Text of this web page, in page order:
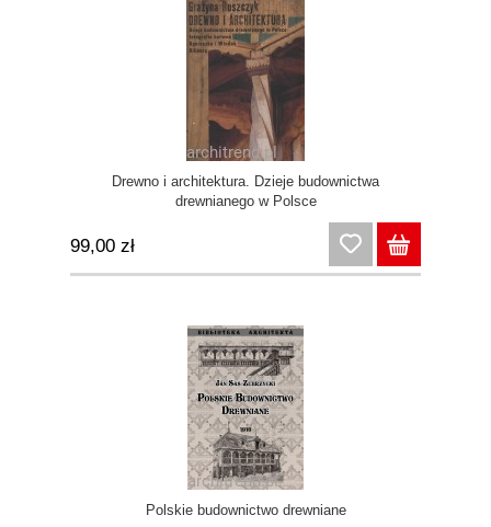
Drewno i architektura. Dzieje budownictwa
drewnianego w Polsce
99,00 zł
Polskie budownictwo drewniane